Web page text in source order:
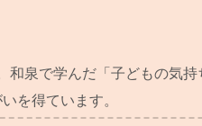
泉で学んだ「子どもの気
を得ています。